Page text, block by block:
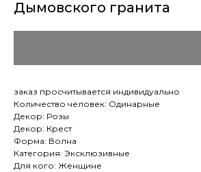
Дымовского гранита
заказ просчитывается индивидуально
Количество человек: Одинарные
Декор: Розы
Декор: Крест
Форма: Волна
Категория: Эксклюзивные
Для кого: Женщине